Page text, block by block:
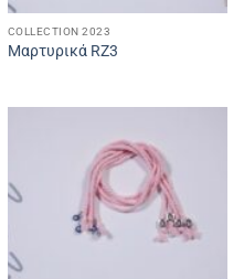
COLLECTION 2023
Μαρτυρικά RZ3